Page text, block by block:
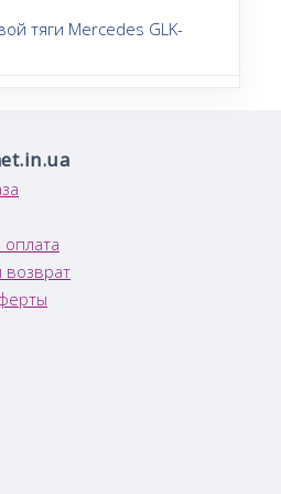
тяги Mercedes GLK-
оплата
возврат